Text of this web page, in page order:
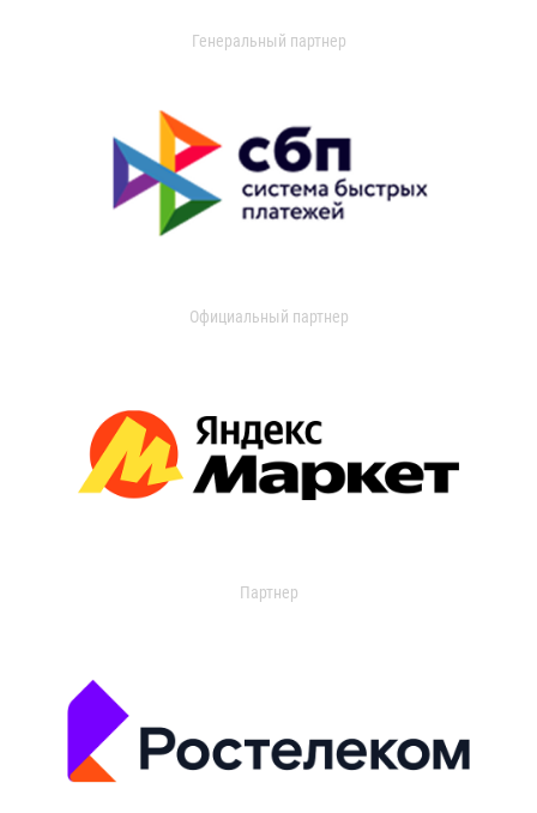
Генеральный партнер
Официальный партнер
Партнер